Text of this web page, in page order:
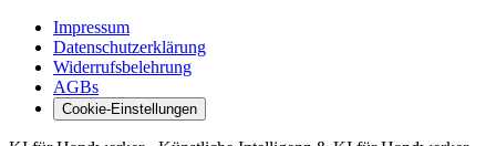
Impressum
Datenschutzerklärung
Widerrufsbelehrung
AGBs
Cookie-Einstellungen